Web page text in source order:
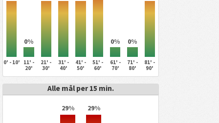
0% 0% 0%
0' - 10'
11' -
20'
21' -
30'
31' -
40'
41' -
50'
51' -
60'
61' -
70'
71' -
80'
81' -
90'
Alle mål per 15 min.
29% 29%